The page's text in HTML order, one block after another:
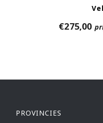
€275,00
PROVINCIES